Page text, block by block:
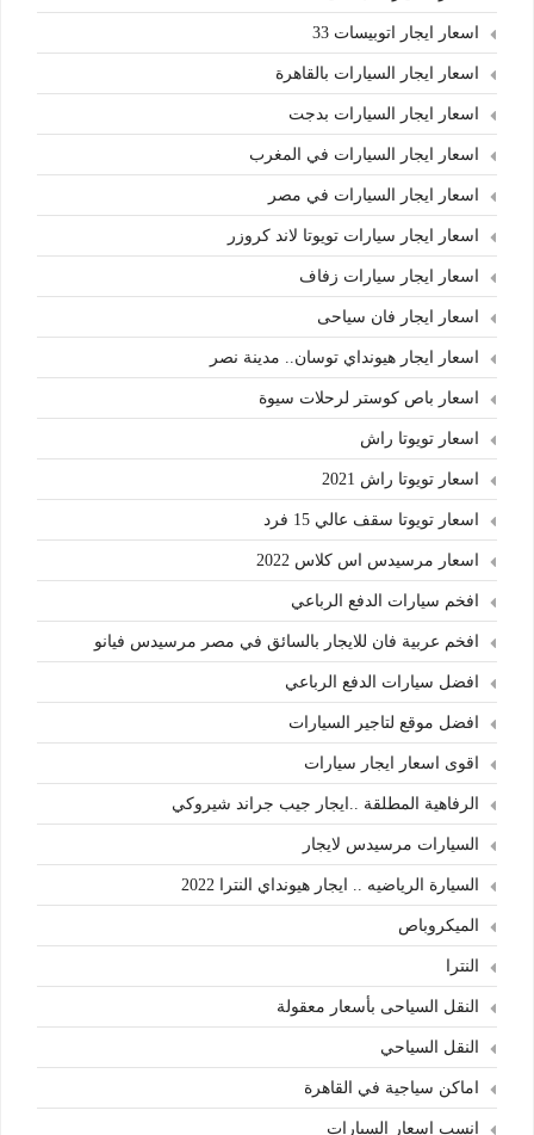
اسعار ايجار اتوبيسات 33
اسعار ايجار السيارات بالقاهرة
اسعار ايجار السيارات بدجت
اسعار ايجار السيارات في المغرب
اسعار ايجار السيارات في مصر
اسعار ايجار سيارات تويوتا لاند كروزر
اسعار ايجار سيارات زفاف
اسعار ايجار فان سياحى
اسعار ايجار هيونداي توسان.. مدينة نصر
اسعار باص كوستر لرحلات سيوة
اسعار تويوتا راش
اسعار تويوتا راش 2021
اسعار تويوتا سقف عالي 15 فرد
اسعار مرسيدس اس كلاس 2022
افخم سيارات الدفع الرباعي
افخم عربية فان للايجار بالسائق في مصر مرسيدس فيانو
افضل سيارات الدفع الرباعي
افضل موقع لتاجير السيارات
اقوى اسعار ايجار سيارات
الرفاهية المطلقة ..ايجار جيب جراند شيروكي
السيارات مرسيدس لايجار
السيارة الرياضيه .. ايجار هيونداي النترا 2022
الميكروباص
النترا
النقل السياحى بأسعار معقولة
النقل السياحي
اماكن سياجية في القاهرة
انسب اسعار السيارات